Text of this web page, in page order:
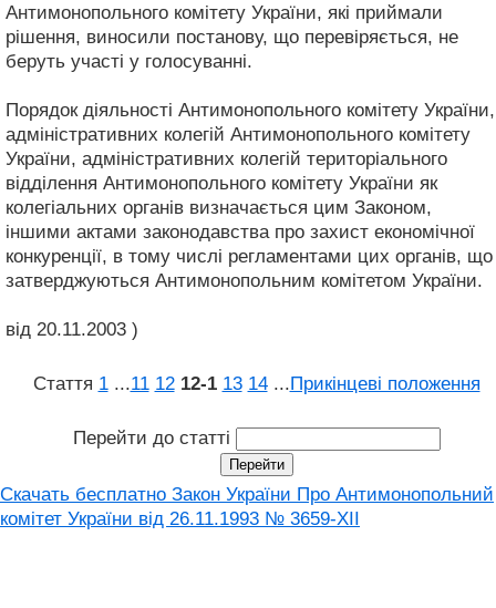
Антимонопольного комітету України, які приймали
рішення, виносили постанову, що перевіряється, не
беруть участі у голосуванні.
Порядок діяльності Антимонопольного комітету України,
адміністративних колегій Антимонопольного комітету
України, адміністративних колегій територіального
відділення Антимонопольного комітету України як
колегіальних органів визначається цим Законом,
іншими актами законодавства про захист економічної
конкуренції, в тому числі регламентами цих органів, що
затверджуються Антимонопольним комітетом України.
від 20.11.2003 )
Стаття 1 ...11 12 12‑1 13 14 ...Прикінцеві положення
Перейти до статті
Скачать бесплатно Закон України Про Антимонопольний
комітет України від 26.11.1993 № 3659-XII